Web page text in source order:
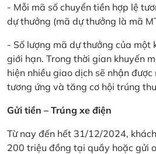
- Mỗi mã số chuyển tiền hợp lệ
dự thưởng (mã dự thưởng là mã
- Số lượng mã dự thưởng của một
giới hạn. Trong thời gian khuyến
hiện nhiều giao dịch sẽ nhận
tương ứng và tăng cơ hội trúng
Gửi tiền – Trúng xe điện
Từ nay đến hết 31/12/2024,
200 triệu đồng tại quầy hoặc gửi